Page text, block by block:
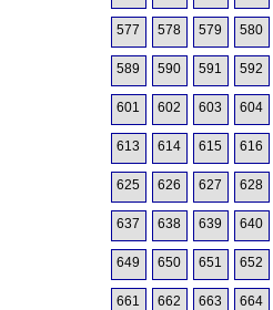
577 578 579 580
589 590 591 592
601 602 603 604
613 614 615 616
625 626 627 628
637 638 639 640
649 650 651 652
661 662 663 664